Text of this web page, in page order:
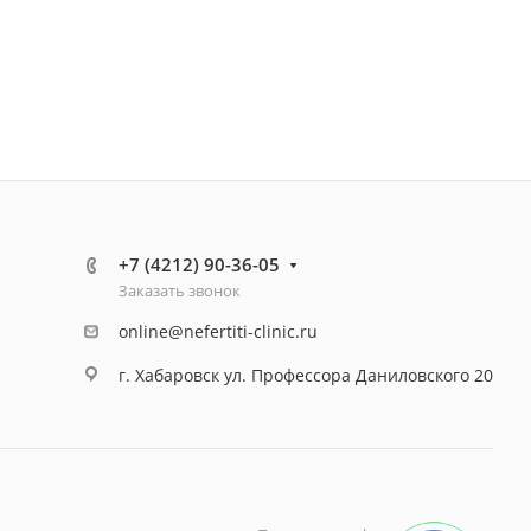
+7 (4212) 90-36-05
Заказать звонок
online@nefertiti-clinic.ru
г. Хабаровск ул. Профессора Даниловского 20